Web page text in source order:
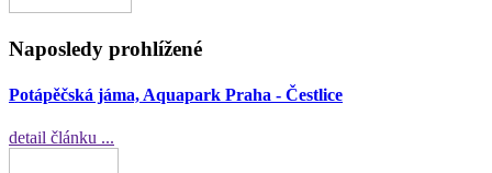
Naposledy prohlížené
Potápěčská jáma, Aquapark Praha - Čestlice
detail článku ...